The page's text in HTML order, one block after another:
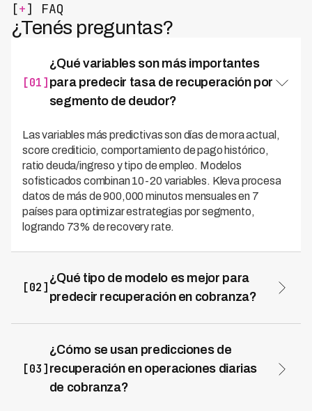
[+] FAQ
¿Tenés preguntas?
[01]
¿Qué variables son más importantes
para predecir tasa de recuperación por
segmento de deudor?
Las variables más predictivas son días de mora actual,
score crediticio, comportamiento de pago histórico,
ratio deuda/ingreso y tipo de empleo. Modelos
sofisticados combinan 10-20 variables. Kleva procesa
datos de más de 900,000 minutos mensuales en 7
países para optimizar estrategias por segmento,
logrando 73% de recovery rate.
[02]
¿Qué tipo de modelo es mejor para
predecir recuperación en cobranza?
típicos de cobranza. Para interpretabilidad regulatoria,
regresión logística o árboles de decisión. Lo importante
es validar constantemente contra resultados reales y
usar predicciones para asignar recursos óptimamente.
[03]
¿Cómo se usan predicciones de
recuperación en operaciones diarias
de cobranza?